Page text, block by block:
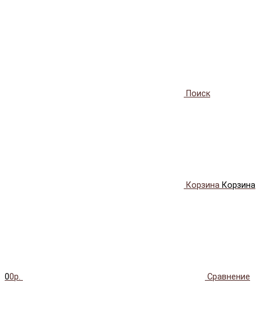
Поиск
Корзина Корзина
00р. Сравнение